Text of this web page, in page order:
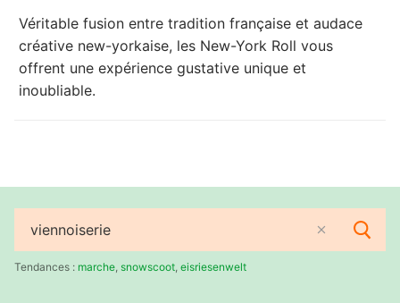
Véritable fusion entre tradition française et audace
créative new-yorkaise, les New-York Roll vous
offrent une expérience gustative unique et
inoubliable.
Rechercher
:Tendances : marche snowscoot eisriesenwelt